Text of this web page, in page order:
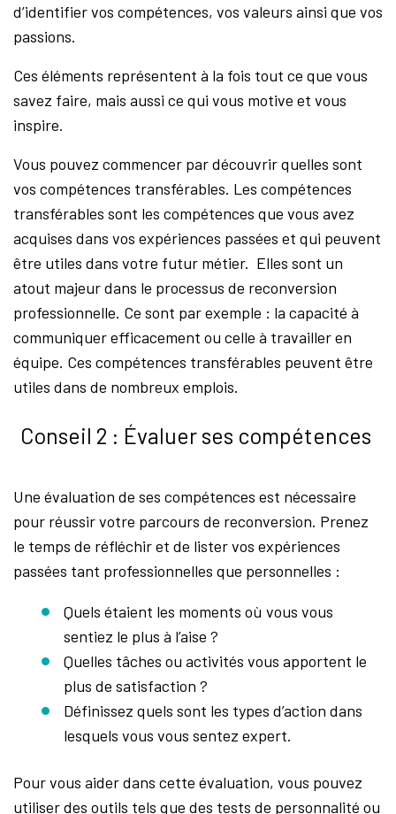
d’identifier vos compétences, vos valeurs ainsi que vos
passions.
Ces éléments représentent à la fois tout ce que vous
savez faire, mais aussi ce qui vous motive et vous
inspire.
Vous pouvez commencer par découvrir quelles sont
vos compétences transférables. Les compétences
transférables sont les compétences que vous avez
acquises dans vos expériences passées et qui peuvent
être utiles dans votre futur métier. Elles sont un
atout majeur dans le processus de reconversion
professionnelle. Ce sont par exemple : la capacité à
communiquer efficacement ou celle à travailler en
équipe. Ces compétences transférables peuvent être
utiles dans de nombreux emplois.
Conseil 2 : Évaluer ses compétences
Une évaluation de ses compétences est nécessaire
pour réussir votre parcours de reconversion. Prenez
le temps de réfléchir et de lister vos expériences
passées tant professionnelles que personnelles :
Quels étaient les moments où vous vous
sentiez le plus à l’aise ?
Quelles tâches ou activités vous apportent le
plus de satisfaction ?
Définissez quels sont les types d’action dans
lesquels vous vous sentez expert.
Pour vous aider dans cette évaluation, vous pouvez
utiliser des outils tels que des tests de personnalité ou